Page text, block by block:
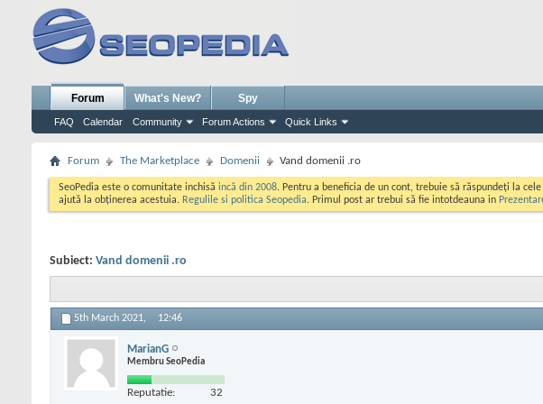
Forum
FAQ Calendar Community Forum Actions Quick Links
What's New? Spy
Forum The Marketplace Domenii Vand domenii .ro
SeoPedia este o comunitate inchisă incă din 2008. Pentru a beneficia de un cont, trebuie să răspundeți la
ajută la obținerea acestuia. Regulile si politica Seopedia. Primul post ar trebui să fie intotdeauna in
Subiect: Vand domenii .ro
5th March 2021, 12:46
MarianG
Membru SeoPedia
Reputatie: 32